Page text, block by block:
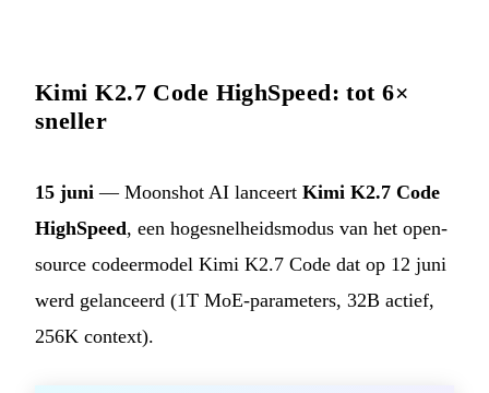
Kimi K2.7 Code HighSpeed: tot 6×
sneller
15 juni — Moonshot AI lanceert Kimi K2.7 Code
HighSpeed, een hogesnelheidsmodus van het open-
source codeermodel Kimi K2.7 Code dat op 12 juni
werd gelanceerd (1T MoE-parameters, 32B actief,
256K context).